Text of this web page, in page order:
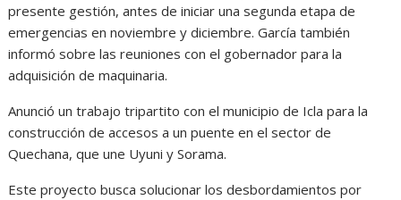
presente gestión, antes de iniciar una segunda etapa de
emergencias en noviembre y diciembre. García también
informó sobre las reuniones con el gobernador para la
adquisición de maquinaria.
Anunció un trabajo tripartito con el municipio de Icla para la
construcción de accesos a un puente en el sector de
Quechana, que une Uyuni y Sorama.
Este proyecto busca solucionar los desbordamientos por